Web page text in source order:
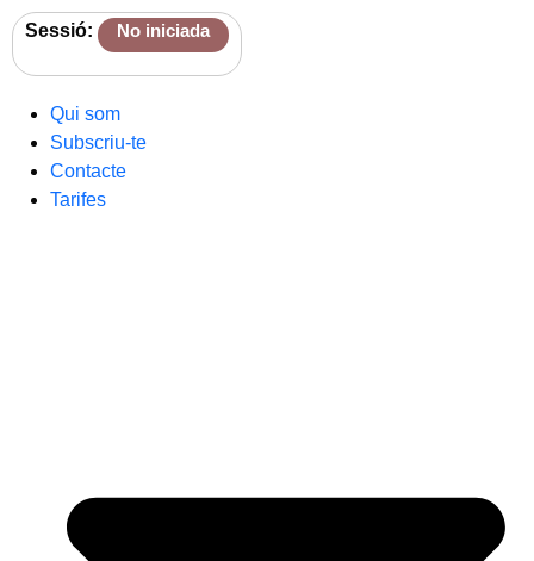
Sessió: No iniciada
Qui som
Subscriu-te
Contacte
Tarifes